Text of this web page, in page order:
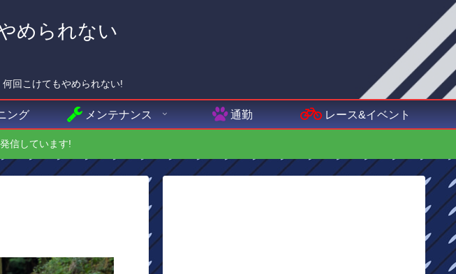
められない
回こけてもやめられない!
ング メンテナンス 通勤 レース&イベント
信しています!